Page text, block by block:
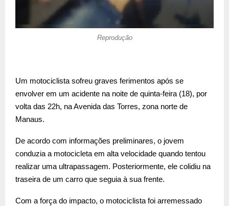
Reprodução
Um motociclista sofreu graves ferimentos após se
envolver em um acidente na noite de quinta-feira (18), por
volta das 22h, na Avenida das Torres, zona norte de
Manaus.
De acordo com informações preliminares, o jovem
conduzia a motocicleta em alta velocidade quando tentou
realizar uma ultrapassagem. Posteriormente, ele colidiu na
traseira de um carro que seguia à sua frente.
Com a força do impacto, o motociclista foi arremessado